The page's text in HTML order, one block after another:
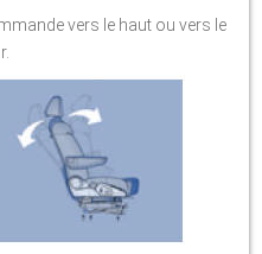
vers le haut ou vers le